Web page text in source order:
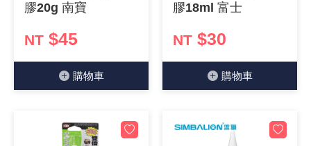
膠20g 南寶
NT $45
購物⾞
膠18ml 富士
NT $30
購物⾞